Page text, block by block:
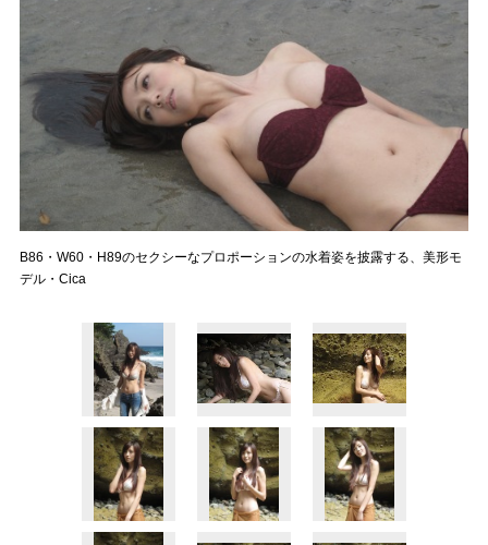
B86・W60・H89のセクシーなプロポーションの水着姿を披露する、美形モ
デル・Cica